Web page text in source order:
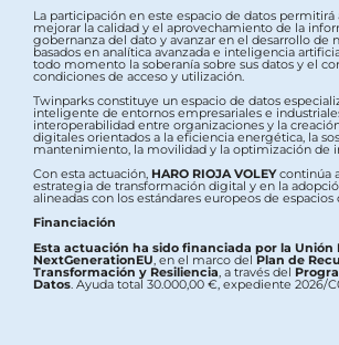
La participación en este espacio de datos permitirá
mejorar la calidad y el aprovechamiento de la
gobernanza del dato y avanzar en el desarrollo de
basados en analítica avanzada e inteligencia
todo momento la soberanía sobre sus datos y el
condiciones de acceso y utilización.
Twinparks constituye un espacio de datos
inteligente de entornos empresariales e
interoperabilidad entre organizaciones y la
digitales orientados a la eficiencia energética, la
mantenimiento, la movilidad y la optimización de
Con esta actuación, HARO RIOJA VOLEYcontinúa
estrategia de transformación digital y en la
alineadas con los estándares europeos de espacios
Financiación
Esta actuación ha sido financiada por la Unión
NextGenerationEU , en el marco delPlan de
Transformación y Resiliencia , a través del
Datos . Ayuda total 30.000,00 €, expediente 2026/